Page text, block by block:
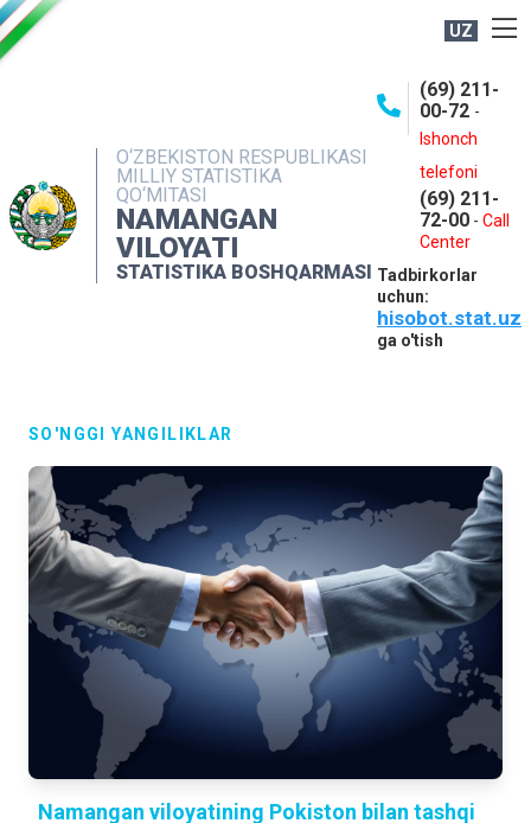
UZ
O‘ZBEKISTON RESPUBLIKASI
MILLIY STATISTIKA
QO‘MITASI
NAMANGAN
VILOYATI
STATISTIKA BOSHQARMASI
(69) 211-
00-72 -
Ishonch
telefoni
(69) 211-
72-00 - Call
Center
Tadbirkorlar
uchun:
hisobot.stat.uz
ga o'tish
NASHRLAR
INTERAKTIV XIZMATLAR
MATBUOT XIZMATI
MUROJAATLAR
SO'NGGI YANGILIKLAR
Namangan viloyatining Pokiston bilan tashqi